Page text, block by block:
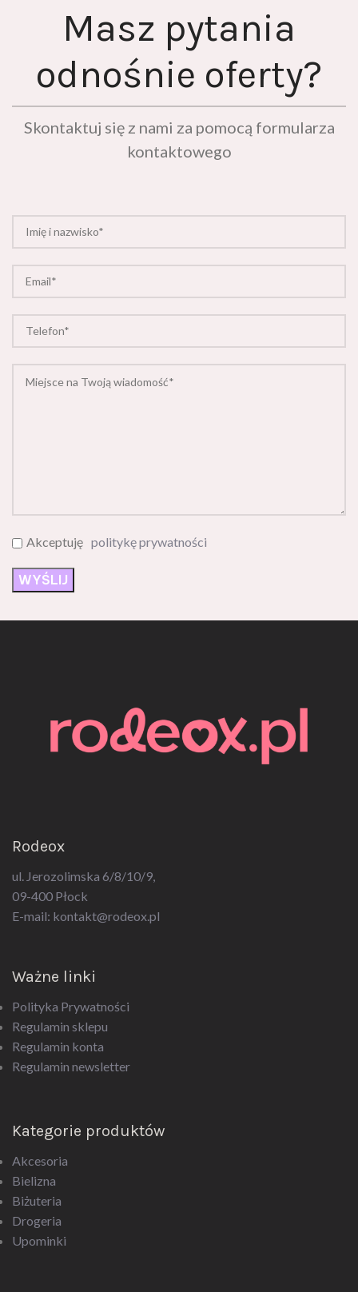
Masz pytania
odnośnie oferty?
Skontaktuj się z nami za pomocą formularza
kontaktowego
Akceptuję politykę prywatności
Rodeox
ul. Jerozolimska 6/8/10/9,
09-400 Płock
E-mail: kontakt@rodeox.pl
Ważne linki
Polityka Prywatności
Regulamin sklepu
Regulamin konta
Regulamin newsletter
Kategorie produktów
Akcesoria
Bielizna
Biżuteria
Drogeria
Upominki